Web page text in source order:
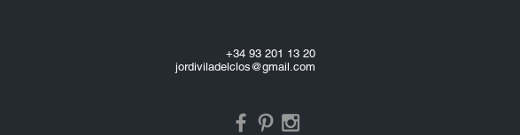
+34 93 201 13 20
jordiviladelclos@gmail.com